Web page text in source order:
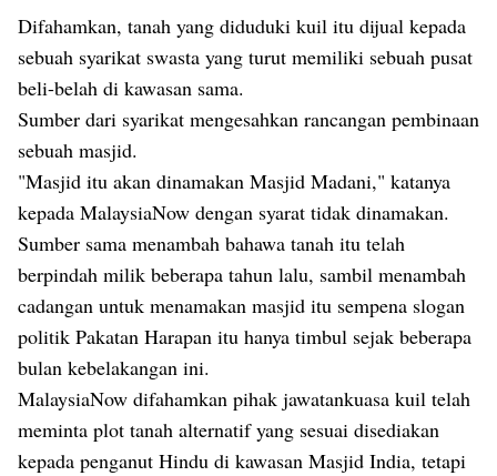
Difahamkan, tanah yang diduduki kuil itu dijual kepada
sebuah syarikat swasta yang turut memiliki sebuah pusat
beli-belah di kawasan sama.
Sumber dari syarikat mengesahkan rancangan pembinaan
sebuah masjid.
"Masjid itu akan dinamakan Masjid Madani," katanya
kepada MalaysiaNow dengan syarat tidak dinamakan.
Sumber sama menambah bahawa tanah itu telah
berpindah milik beberapa tahun lalu, sambil menambah
cadangan untuk menamakan masjid itu sempena slogan
politik Pakatan Harapan itu hanya timbul sejak beberapa
bulan kebelakangan ini.
MalaysiaNow difahamkan pihak jawatankuasa kuil telah
meminta plot tanah alternatif yang sesuai disediakan
kepada penganut Hindu di kawasan Masjid India, tetapi